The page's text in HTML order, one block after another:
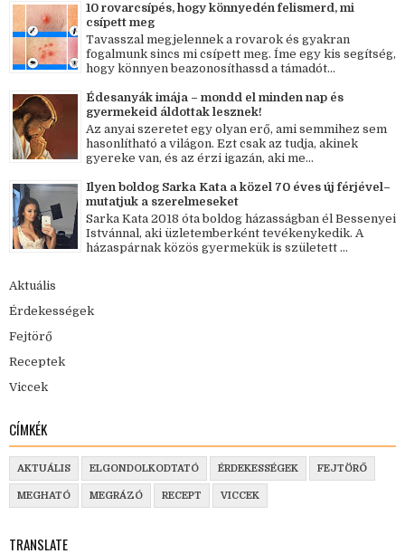
10 rovarcsípés, hogy könnyedén felismerd, mi
csípett meg
Tavasszal megjelennek a rovarok és gyakran
fogalmunk sincs mi csípett meg. Íme egy kis segítség,
hogy könnyen beazonosíthassd a támadót...
Édesanyák imája – mondd el minden nap és
gyermekeid áldottak lesznek!
Az anyai szeretet egy olyan erő, ami semmihez sem
hasonlítható a világon. Ezt csak az tudja, akinek
gyereke van, és az érzi igazán, aki me...
Ilyen boldog Sarka Kata a közel 70 éves új férjével–
mutatjuk a szerelmeseket
Sarka Kata 2018 óta boldog házasságban él Bessenyei
Istvánnal, aki üzletemberként tevékenykedik. A
házaspárnak közös gyermekük is született ...
Aktuális
Érdekességek
Fejtörő
Receptek
Viccek
CÍMKÉK
AKTUÁLIS ELGONDOLKODTATÓ ÉRDEKESSÉGEK FEJTÖRŐ
MEGHATÓ MEGRÁZÓ RECEPT VICCEK
TRANSLATE